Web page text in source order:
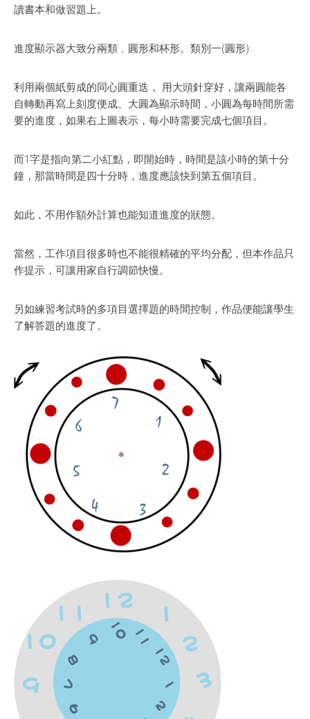
讀書本和做習題上。
進度顯示器大致分兩類﹐圓形和杯形。類別一(圓形):
利用兩個紙剪成的同心圓重迭， 用大頭針穿好，讓兩圓能各
自轉動再寫上刻度便成。大圓為顯示時間，小圓為每時間所需
要的進度，如果右上圖表示，每小時需要完成七個項目。
而1字是指向第二小紅點，即開始時，時間是該小時的第十分
鐘，那當時間是四十分時，進度應該快到第五個項目。
如此，不用作額外計算也能知道進度的狀態。
當然，工作項目很多時也不能很精確的平均分配，但本作品只
作提示，可讓用家自行調節快慢。
另如練習考試時的多項目選擇題的時間控制，作品便能讓學生
了解答題的進度了。